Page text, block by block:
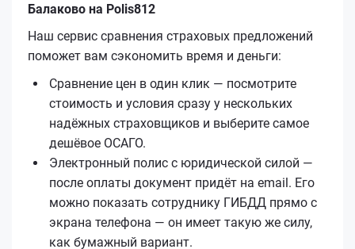
Балаково на Polis812
Наш сервис сравнения страховых предложений
поможет вам сэкономить время и деньги:
Сравнение цен в один клик — посмотрите
стоимость и условия сразу у нескольких
надёжных страховщиков и выберите самое
дешёвое ОСАГО.
Электронный полис с юридической силой —
после оплаты документ придёт на email. Его
можно показать сотруднику ГИБДД прямо с
экрана телефона — он имеет такую же силу,
как бумажный вариант.